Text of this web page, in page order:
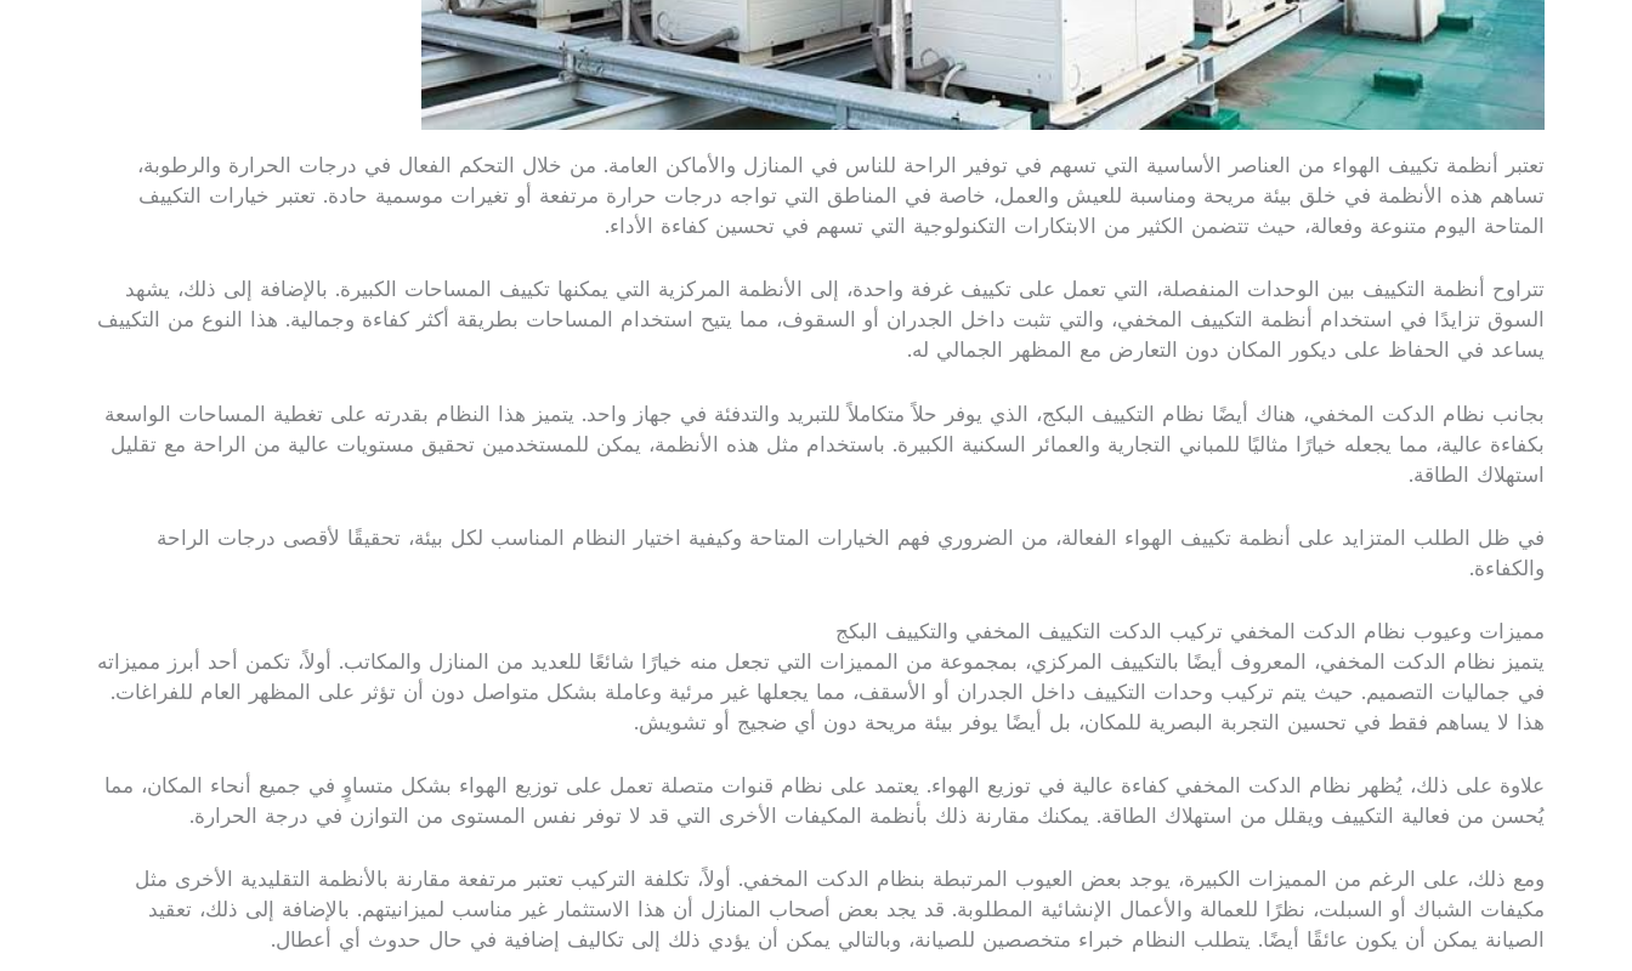
تعتبر أنظمة تكييف الهواء من العناصر الأساسية التي تسهم في توفير الراحة للناس في المنازل والأماكن العامة. من خلال التحكم الفعال في درجات الحرارة والرطوبة،
تساهم هذه الأنظمة في خلق بيئة مريحة ومناسبة للعيش والعمل، خاصة في المناطق التي تواجه درجات حرارة مرتفعة أو تغيرات موسمية حادة. تعتبر خيارات التكييف
المتاحة اليوم متنوعة وفعالة، حيث تتضمن الكثير من الابتكارات التكنولوجية التي تسهم في تحسين كفاءة الأداء.
تتراوح أنظمة التكييف بين الوحدات المنفصلة، التي تعمل على تكييف غرفة واحدة، إلى الأنظمة المركزية التي يمكنها تكييف المساحات الكبيرة. بالإضافة إلى ذلك، يشهد
السوق تزايدًا في استخدام أنظمة التكييف المخفي، والتي تثبت داخل الجدران أو السقوف، مما يتيح استخدام المساحات بطريقة أكثر كفاءة وجمالية. هذا النوع من التكييف
يساعد في الحفاظ على ديكور المكان دون التعارض مع المظهر الجمالي له.
بجانب نظام الدكت المخفي، هناك أيضًا نظام التكييف البكج، الذي يوفر حلاً متكاملاً للتبريد والتدفئة في جهاز واحد. يتميز هذا النظام بقدرته على تغطية المساحات الواسعة
بكفاءة عالية، مما يجعله خيارًا مثاليًا للمباني التجارية والعمائر السكنية الكبيرة. باستخدام مثل هذه الأنظمة، يمكن للمستخدمين تحقيق مستويات عالية من الراحة مع تقليل
استهلاك الطاقة.
في ظل الطلب المتزايد على أنظمة تكييف الهواء الفعالة، من الضروري فهم الخيارات المتاحة وكيفية اختيار النظام المناسب لكل بيئة، تحقيقًا لأقصى درجات الراحة
والكفاءة.
مميزات وعيوب نظام الدكت المخفي تركيب الدكت التكييف المخفي والتكييف البكج
يتميز نظام الدكت المخفي، المعروف أيضًا بالتكييف المركزي، بمجموعة من المميزات التي تجعل منه خيارًا شائعًا للعديد من المنازل والمكاتب. أولاً، تكمن أحد أبرز مميزاته
في جماليات التصميم. حيث يتم تركيب وحدات التكييف داخل الجدران أو الأسقف، مما يجعلها غير مرئية وعاملة بشكل متواصل دون أن تؤثر على المظهر العام للفراغات.
هذا لا يساهم فقط في تحسين التجربة البصرية للمكان، بل أيضًا يوفر بيئة مريحة دون أي ضجيج أو تشويش.
علاوة على ذلك، يُظهر نظام الدكت المخفي كفاءة عالية في توزيع الهواء. يعتمد على نظام قنوات متصلة تعمل على توزيع الهواء بشكل متساوٍ في جميع أنحاء المكان، مما
يُحسن من فعالية التكييف ويقلل من استهلاك الطاقة. يمكنك مقارنة ذلك بأنظمة المكيفات الأخرى التي قد لا توفر نفس المستوى من التوازن في درجة الحرارة.
ومع ذلك، على الرغم من المميزات الكبيرة، يوجد بعض العيوب المرتبطة بنظام الدكت المخفي. أولاً، تكلفة التركيب تعتبر مرتفعة مقارنة بالأنظمة التقليدية الأخرى مثل
مكيفات الشباك أو السبلت، نظرًا للعمالة والأعمال الإنشائية المطلوبة. قد يجد بعض أصحاب المنازل أن هذا الاستثمار غير مناسب لميزانيتهم. بالإضافة إلى ذلك، تعقيد
الصيانة يمكن أن يكون عائقًا أيضًا. يتطلب النظام خبراء متخصصين للصيانة، وبالتالي يمكن أن يؤدي ذلك إلى تكاليف إضافية في حال حدوث أي أعطال.